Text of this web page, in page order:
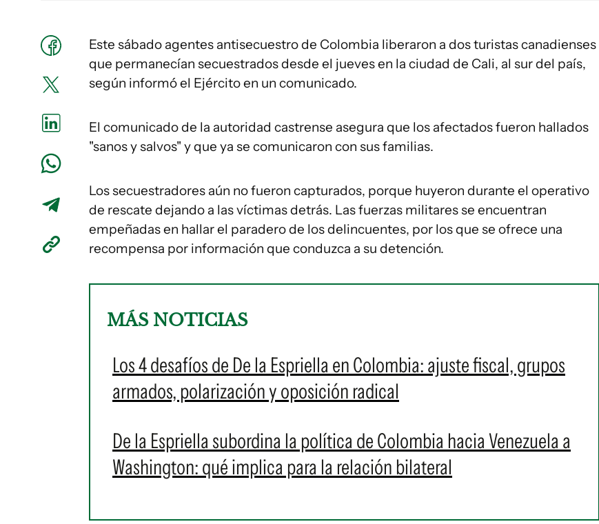
Este sábado agentes antisecuestro de Colombia liberaron a dos turistas canadienses
que permanecían secuestrados desde el jueves en la ciudad de Cali, al sur del país,
según informó el Ejército en un comunicado.
El comunicado de la autoridad castrense asegura que los afectados fueron hallados
"sanos y salvos" y que ya se comunicaron con sus familias.
Los secuestradores aún no fueron capturados, porque huyeron durante el operativo
de rescate dejando a las víctimas detrás. Las fuerzas militares se encuentran
empeñadas en hallar el paradero de los delincuentes, por los que se ofrece una
recompensa por información que conduzca a su detención.
MÁS NOTICIAS
Los 4 desafíos de De la Espriella en Colombia: ajuste fiscal, grupos
armados, polarización y oposición radical
De la Espriella subordina la política de Colombia hacia Venezuela a
Washington: qué implica para la relación bilateral